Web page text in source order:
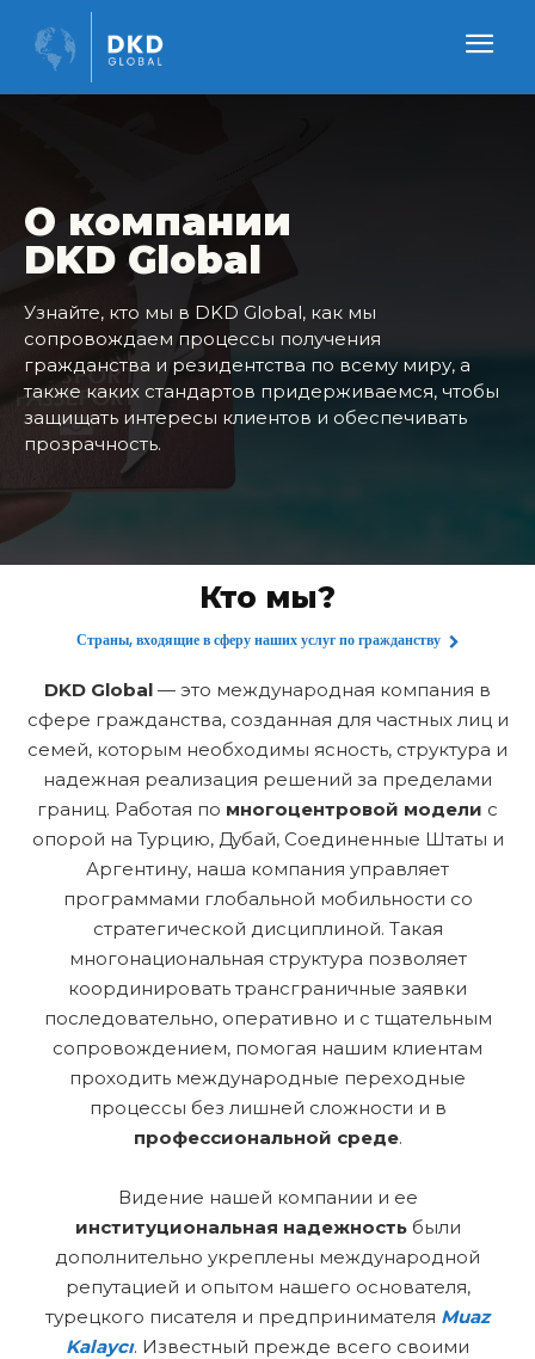
О компании
DKD Global
Узнайте, кто мы в DKD Global, как мы
сопровождаем процессы получения
гражданства и резидентства по всему миру, а
также каких стандартов придерживаемся, чтобы
защищать интересы клиентов и обеспечивать
прозрачность.
Кто мы?
Страны, входящие в сферу наших услуг по гражданству
DKD Global — это международная компания в
сфере гражданства, созданная для частных лиц и
семей, которым необходимы ясность, структура и
надежная реализация решений за пределами
границ. Работая по многоцентровой модели с
опорой на Турцию, Дубай, Соединенные Штаты и
Аргентину, наша компания управляет
программами глобальной мобильности со
стратегической дисциплиной. Такая
многонациональная структура позволяет
координировать трансграничные заявки
последовательно, оперативно и с тщательным
сопровождением, помогая нашим клиентам
проходить международные переходные
процессы без лишней сложности и в
профессиональной среде.
Видение нашей компании и ее
институциональная надежностьбыли
дополнительно укреплены международной
репутацией и опытом нашего основателя,
турецкого писателя и предпринимателя Muaz
Kalaycı. Известный прежде всего своими